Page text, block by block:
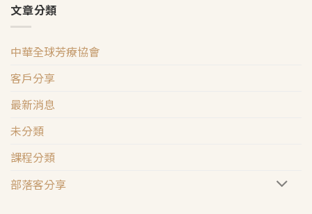
文章分類
中華全球芳療協會
客戶分享
最新消息
未分類
課程分類
部落客分享